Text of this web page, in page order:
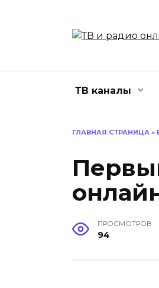
ТВ каналы
ГЛАВНАЯ СТРАНИЦА »
ПРОСМОТРОВ
94